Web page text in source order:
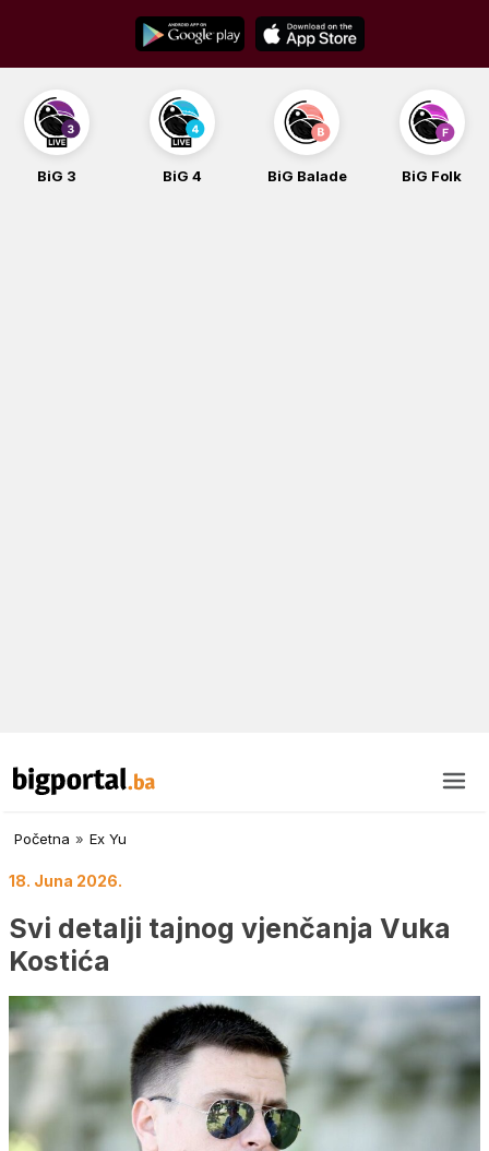
content
BiG 3 BiG 4 BiG Balade BiG Folk
Početna » Ex Yu
18. Juna 2026.
Svi detalji tajnog vjenčanja Vuka
Kostića